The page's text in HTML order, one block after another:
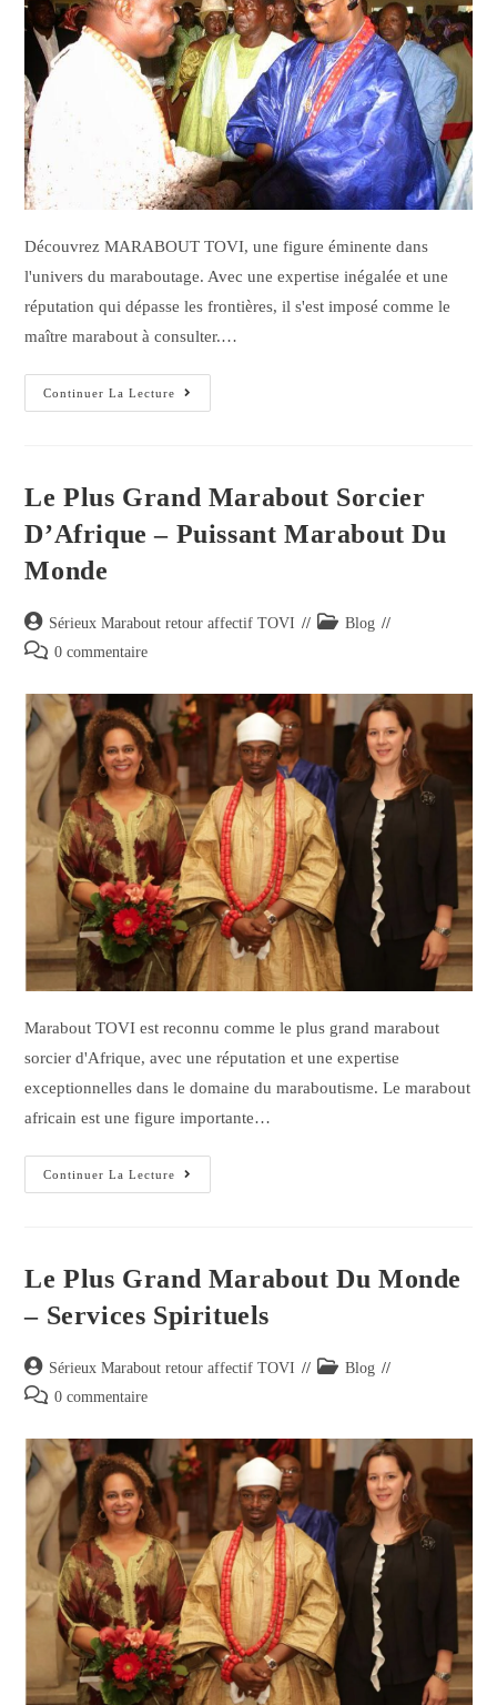
Découvrez MARABOUT TOVI, une figure éminente dans
l'univers du maraboutage. Avec une expertise inégalée et une
réputation qui dépasse les frontières, il s'est imposé comme le
maître marabout à consulter.…
Continuer La Lecture
Le Plus Grand Marabout Sorcier
D’Afrique – Puissant Marabout Du
Monde
Sérieux Marabout retour affectif TOVI
Blog
0 commentaire
Marabout TOVI est reconnu comme le plus grand marabout
sorcier d'Afrique, avec une réputation et une expertise
exceptionnelles dans le domaine du maraboutisme. Le marabout
africain est une figure importante…
Continuer La Lecture
Le Plus Grand Marabout Du Monde
– Services Spirituels
Sérieux Marabout retour affectif TOVI
Blog
0 commentaire